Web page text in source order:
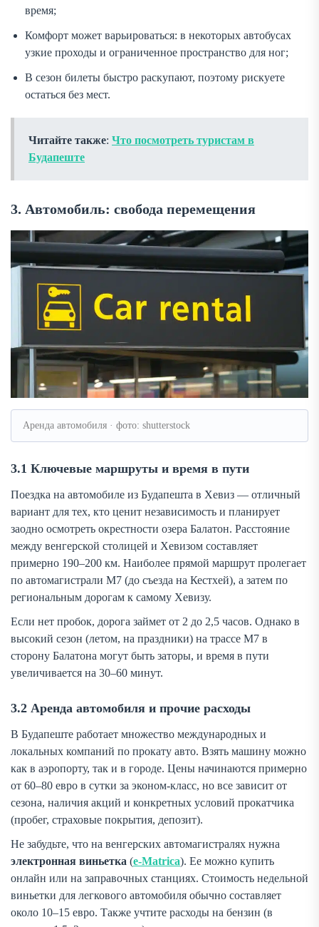
время;
Комфорт может варьироваться: в некоторых автобусах
узкие проходы и ограниченное пространство для ног;
В сезон билеты быстро раскупают, поэтому рискуете
остаться без мест.
Читайте также: Что посмотреть туристам в
Будапеште
3. Автомобиль: свобода перемещения
Аренда автомобиля · фото: shutterstock
3.1 Ключевые маршруты и время в пути
Поездка на автомобиле из Будапешта в Хевиз — отличный
вариант для тех, кто ценит независимость и планирует
заодно осмотреть окрестности озера Балатон. Расстояние
между венгерской столицей и Хевизом составляет
примерно 190–200 км. Наиболее прямой маршрут пролегает
по автомагистрали M7 (до съезда на Кестхей), а затем по
региональным дорогам к самому Хевизу.
Если нет пробок, дорога займет от 2 до 2,5 часов. Однако в
высокий сезон (летом, на праздники) на трассе M7 в
сторону Балатона могут быть заторы, и время в пути
увеличивается на 30–60 минут.
3.2 Аренда автомобиля и прочие расходы
В Будапеште работает множество международных и
локальных компаний по прокату авто. Взять машину можно
как в аэропорту, так и в городе. Цены начинаются примерно
от 60–80 евро в сутки за эконом-класс, но все зависит от
сезона, наличия акций и конкретных условий прокатчика
(пробег, страховые покрытия, депозит).
Не забудьте, что на венгерских автомагистралях нужна
электронная виньетка (e-Matrica). Ее можно купить
онлайн или на заправочных станциях. Стоимость недельной
виньетки для легкового автомобиля обычно составляет
около 10–15 евро. Также учтите расходы на бензин (в